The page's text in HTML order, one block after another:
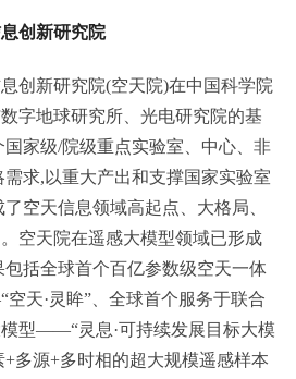
创新研究院
创新研究院(空天院)在中国科学院
字地球研究所、光电研究院的基
家级/院级重点实验室、中心、非
求,以重大产出和支撑国家实验室
空天信息领域高起点、大格局、
空天院在遥感大模型领域已形成
括全球首个百亿参数级空天一体
天·灵眸”、全球首个服务于联合
型——“灵息·可持续发展目标大模
多源+多时相的超大规模遥感样本